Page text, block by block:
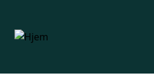
hovedindhold